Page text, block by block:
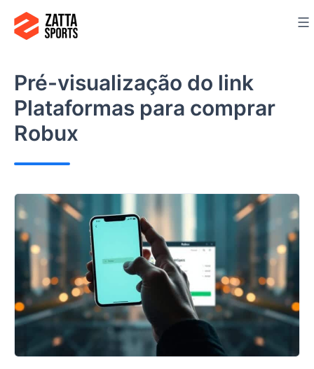
para
conteúdo
Pré-visualização do link
Plataformas para comprar
Robux